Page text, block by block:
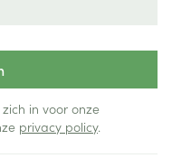
in voor onze
privacy policy.